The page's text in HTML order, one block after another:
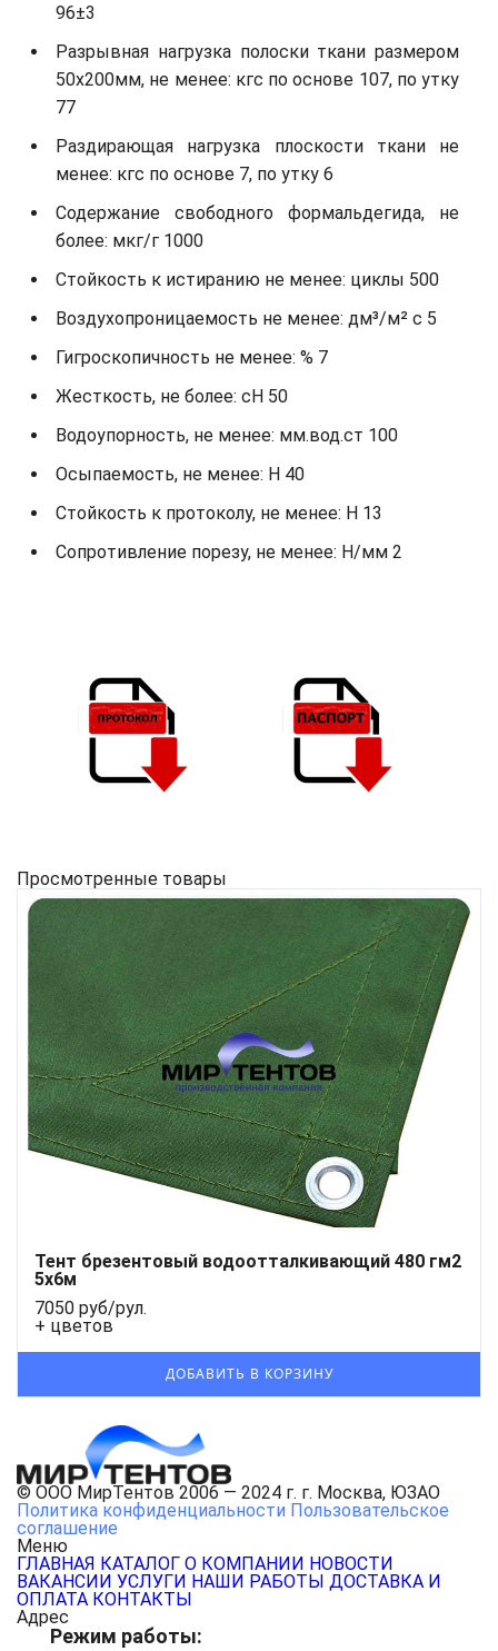
96±3
Разрывная нагрузка полоски ткани размером
50х200мм, не менее: кгс по основе 107, по утку
77
Раздирающая нагрузка плоскости ткани не
менее: кгс по основе 7, по утку 6
Содержание свободного формальдегида, не
более: мкг/г 1000
Стойкость к истиранию не менее: циклы 500
Воздухопроницаемость не менее: дм³/м² с 5
Гигроскопичность не менее: % 7
Жесткость, не более: cH 50
Водоупорность, не менее: мм.вод.ст 100
Осыпаемость, не менее: H 40
Стойкость к протоколу, не менее: H 13
Сопротивление порезу, не менее: Н/мм 2
Просмотренные товары
Тент брезентовый водоотталкивающий 480 гм2
5x6м
7050 руб/рул.
+ цветов
© ООО МирТентов 2006 — 2024 г. г. Москва, ЮЗАО
Политика конфиденциальности Пользовательское
соглашение
Меню
ГЛАВНАЯ КАТАЛОГ О КОМПАНИИ НОВОСТИ
ВАКАНСИИ УСЛУГИ НАШИ РАБОТЫ ДОСТАВКА И
ОПЛАТА КОНТАКТЫ
Адрес
Режим работы: